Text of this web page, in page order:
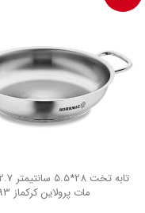
مات پرولاین کرکماز 1193